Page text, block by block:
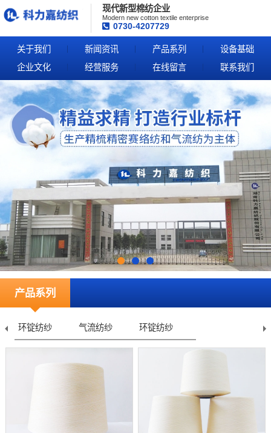
现代新型棉纺企业
Modern new cotton textile enterprise
0730-4207729
关于我们 新闻资讯 产品系列
设备基础
企业文化
经营服务 在线留言 联系我们
产品系列
环锭纺纱 气流纺纱 环锭纺纱